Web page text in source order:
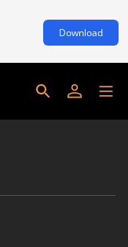
Download